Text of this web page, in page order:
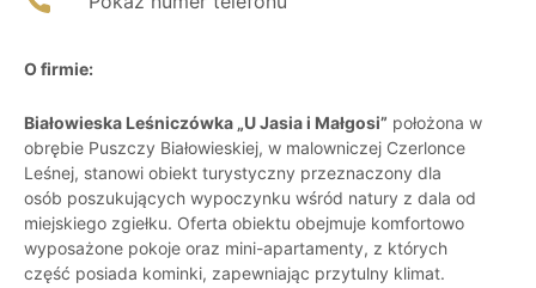
O firmie:
Białowieska Leśniczówka „U Jasia i Małgosi” położona w
obrębie Puszczy Białowieskiej, w malowniczej Czerlonce
Leśnej, stanowi obiekt turystyczny przeznaczony dla
osób poszukujących wypoczynku wśród natury z dala od
miejskiego zgiełku. Oferta obiektu obejmuje komfortowo
wyposażone pokoje oraz mini-apartamenty, z których
część posiada kominki, zapewniając przytulny klimat.